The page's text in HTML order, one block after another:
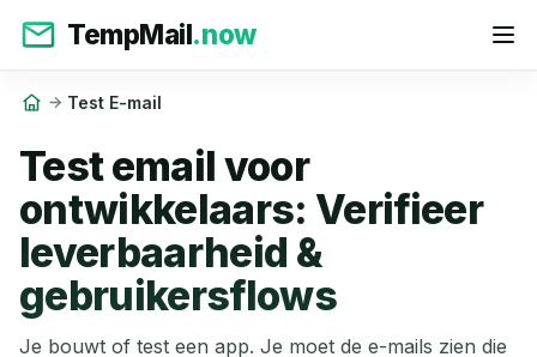
TempMail.now
Test E-mail
Test email voor
ontwikkelaars: Verifieer
leverbaarheid &
gebruikersflows
Je bouwt of test een app. Je moet de e-mails zien die